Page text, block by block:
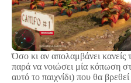
Όσο κι αν απολαμβάνει κανείς
παρά να νοιώσει μία κόπωση
αυτό το παιχνίδι) που θα